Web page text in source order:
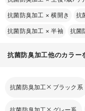
抗菌防臭加工 ×横開き 抗
抗菌防臭加工 ×半袖 抗菌
抗菌防臭加工他のカラー
抗菌防臭加工 ブラック系